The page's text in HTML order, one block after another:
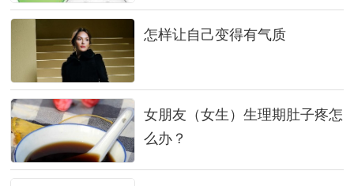
怎样让自己变得有气质
女朋友（女生）生理期肚子疼怎
么办？